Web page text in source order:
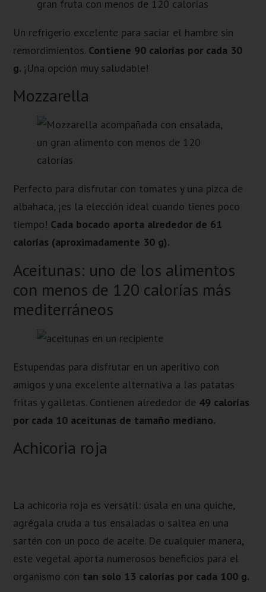
Un refrigerio excelente para saciar el hambre sin
remordimientos. Contiene 90 calorías por cada 30
g. ¡Una opción muy saludable!
Mozzarella
Perfecto para disfrutar con tomates y una pizca de
albahaca, ¡es la elección ideal cuando tienes poco
tiempo! Cada bocado aporta alrededor de 61
calorías (aproximadamente 30 g).
Aceitunas: uno de los alimentos
con menos de 120 calorías más
mediterráneos
Estupendas para disfrutar en un aperitivo con
amigos y una excelente alternativa a las patatas
fritas y galletas. Contienen alrededor de 49 calorías
por cada 10 aceitunas de tamaño mediano.
Achicoria roja
La achicoria roja es versátil: úsala en una quiche,
agrégala cruda a tus ensaladas o saltea en una
sartén con un poco de aceite. De cualquier manera,
este vegetal aporta numerosos beneficios para el
organismo con tan solo 13 calorías por cada 100 g.